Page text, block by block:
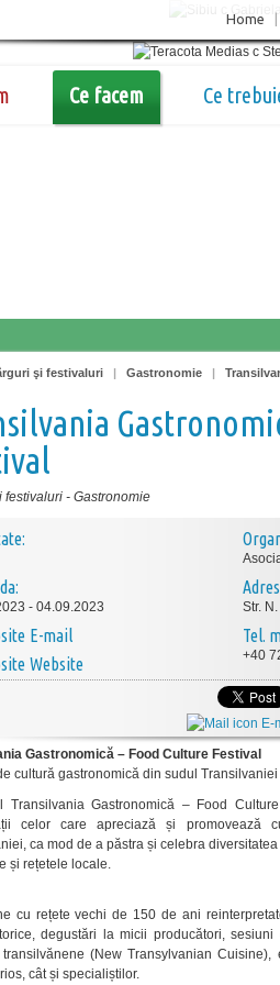
Home
Ce facem Ce
şi festivaluri | Gastronomie |
festivaluri - Gastronomie
- 04.09.2023
E-mail
Website
Str.
Tel.
+40
E-
Gastronomică – Food Culture Festival
cultură gastronomică din sudul Transilvaniei
Transilvania Gastronomică – Food
celor care apreciază și promovează
ca mod de a păstra și celebra
și rețetele locale.
cu rețete vechi de 150 de ani
degustări la micii producători,
transilvănene (New Transylvanian
cât și specialiștilor.